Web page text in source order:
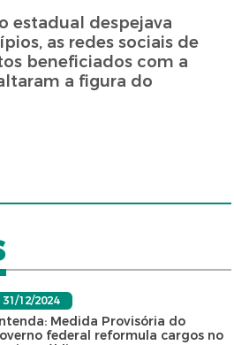
estadual despejava
as redes sociais de
beneficiados com a
a figura do
31/12/2024
Medida Provisória do
federal reformula cargos no